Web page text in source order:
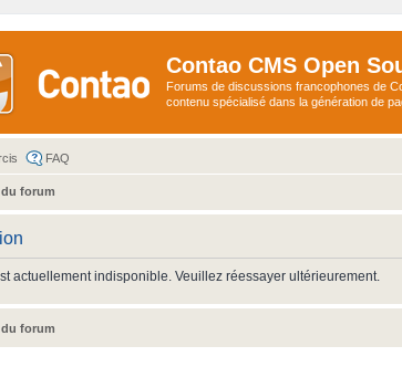
Contao CMS Open
Forums de discussions francophones de
contenu spécialisé dans la génération de
FAQ
forum
actuellement indisponible. Veuillez réessayer ultérieurement.
forum